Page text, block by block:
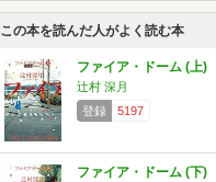
この本を読んだ人がよく読む本
ファイア・ドーム (上)
辻村 深月
登録
5197
ファイア・ドーム (下)